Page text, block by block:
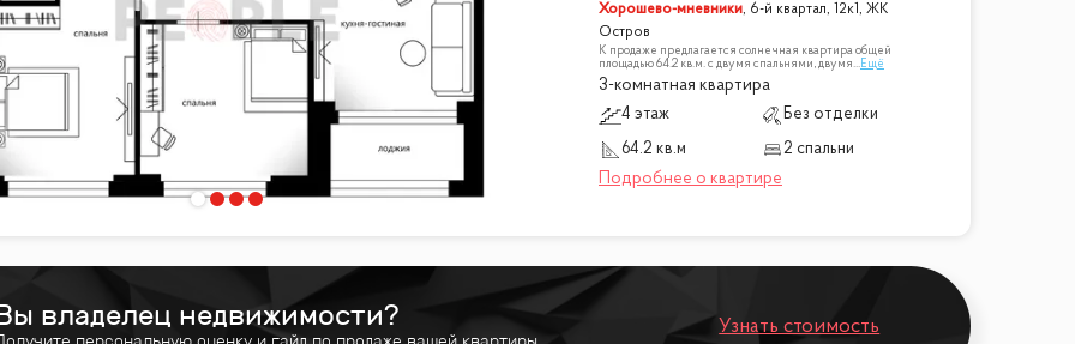
Хорошево-мневники, 6-й квартал, 12к1, ЖК
Остров
К продаже предлагается солнечная квартира общей
площадью 64.2 кв.м. с двумя спальнями, двумя...Ещё
3-комнатная квартира
4 этаж
Без отделки
64.2 кв.м
2 спальни
владелец недвижимости? Узнать стоимость